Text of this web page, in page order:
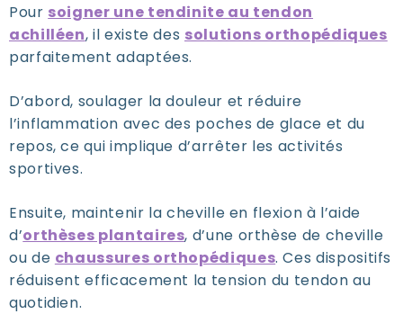
Pour soigner une tendinite au tendon
achilléen, il existe des solutions orthopédiques
parfaitement adaptées.
D’abord, soulager la douleur et réduire
l’inflammation avec des poches de glace et du
repos, ce qui implique d’arrêter les activités
sportives.
Ensuite, maintenir la cheville en flexion à l’aide
d’orthèses plantaires, d’une orthèse de cheville
ou de chaussures orthopédiques. Ces dispositifs
réduisent efficacement la tension du tendon au
quotidien.